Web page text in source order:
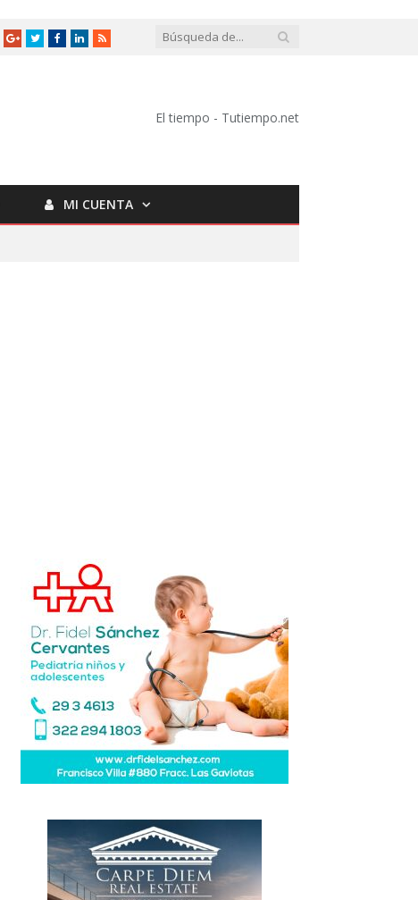
GoogleTwitterFacebookLinkedIn
RSS
El tiempo - Tutiempo.net
MI CUENTA